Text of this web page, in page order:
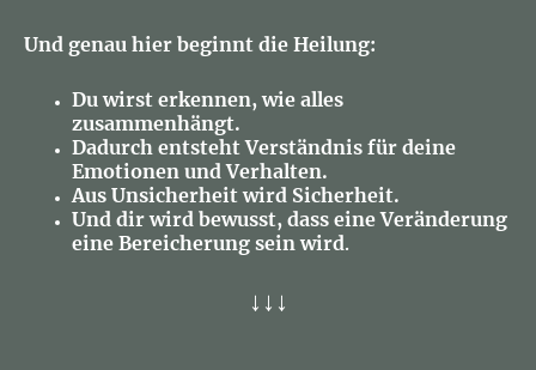
Und genau hier beginnt die Heilung:
Du wirst erkennen, wie alles
zusammenhängt.
Dadurch entsteht Verständnis für deine
Emotionen und Verhalten.
Aus Unsicherheit wird Sicherheit.
Und dir wird bewusst, dass eine Veränderung
eine Bereicherung sein wird.
↓↓↓